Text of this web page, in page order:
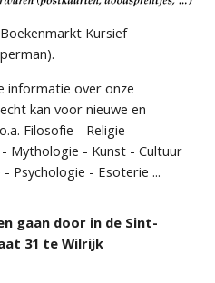
Kursief
informatie over onze
kan voor nieuwe en
Filosofie - Religie -
Mythologie - Kunst - Cultuur
Psychologie - Esoterie ...
gaan door in de Sint-
31 te Wilrijk